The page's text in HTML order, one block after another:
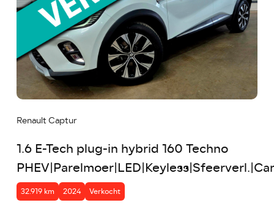
Renault Captur
1.6 E-Tech plug-in hybrid 160 Techno
32.919 km 2024 Verkocht